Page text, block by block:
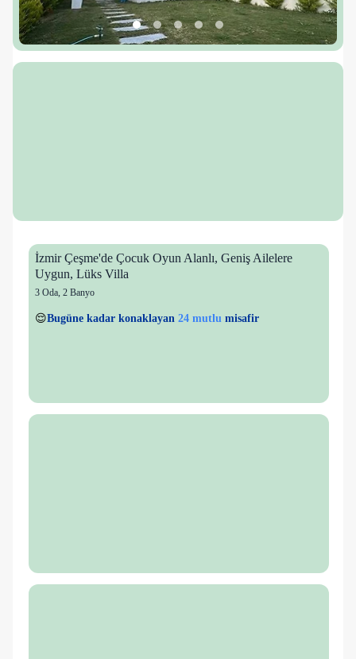
İzmir Çeşme'de Çocuk Oyun Alanlı, Geniş Ailelere
Uygun, Lüks Villa
3 Oda, 2 Banyo
👀Son 1 saatte27 kişigörüntüledi